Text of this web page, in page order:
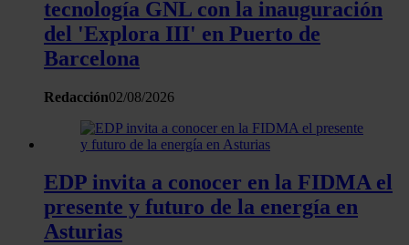
el contenido y los anuncios, ofrecer funciones de redes
sociales y analizar el tráfico. Además, compartimos
información sobre el uso que haga del sitio web con
web, quienes pueden combinarla con otra información
que les haya proporcionado o que hayan recopilado a
partir del uso que haya hecho de sus servicios.
tecnología GNL con la inauguración
del 'Explora III' en Puerto de
Barcelona
Redacción02/08/2026
EDP invita a conocer en la FIDMA el
presente y futuro de la energía en
Asturias